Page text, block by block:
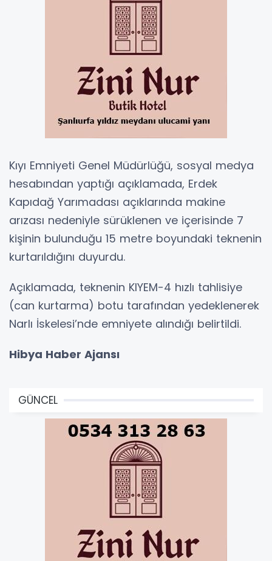
Kıyı Emniyeti Genel Müdürlüğü, sosyal medya
hesabından yaptığı açıklamada, Erdek
Kapıdağ Yarımadası açıklarında makine
arızası nedeniyle sürüklenen ve içerisinde 7
kişinin bulunduğu 15 metre boyundaki teknenin
kurtarıldığını duyurdu.
Açıklamada, teknenin KIYEM-4 hızlı tahlisiye
(can kurtarma) botu tarafından yedeklenerek
Narlı İskelesi’nde emniyete alındığı belirtildi.
Hibya Haber Ajansı
GÜNCEL